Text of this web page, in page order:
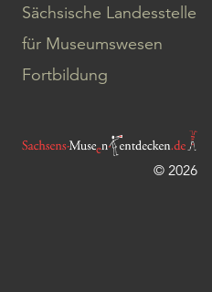
Sächsische Landesstelle
für Museumswesen
Fortbildung
© 2026